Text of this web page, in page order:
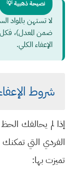
نصيحة ذهبية 💡
لا تستهن بالمواد
ضمن المعدل)،
الإعفاء الكلي.
شروط
إذا لم يحالفك الحظ
الفردي التي
تميزت بها: